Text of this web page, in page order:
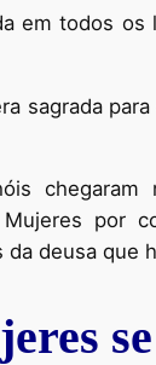
em todos os
sagrada
chegaram
por
deusa que